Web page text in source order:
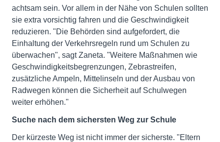
achtsam sein. Vor allem in der Nähe von Schulen sollten
sie extra vorsichtig fahren und die Geschwindigkeit
reduzieren. "Die Behörden sind aufgefordert, die
Einhaltung der Verkehrsregeln rund um Schulen zu
überwachen", sagt Zaneta. "Weitere Maßnahmen wie
Geschwindigkeitsbegrenzungen, Zebrastreifen,
zusätzliche Ampeln, Mittelinseln und der Ausbau von
Radwegen können die Sicherheit auf Schulwegen
weiter erhöhen."
Suche nach dem sichersten Weg zur Schule
Der kürzeste Weg ist nicht immer der sicherste. "Eltern